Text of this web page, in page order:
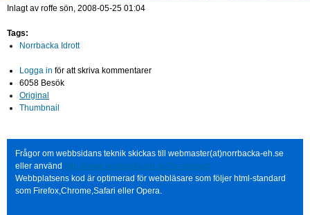
Inlagt av roffe sön, 2008-05-25 01:04
Tags:
Norrbacka Idrott
Logga in för att skriva kommentarer
6058 Besök
Original
Thumbnail
Frågor om webbsidans teknik skickas till webmaster(at)norrbacka-eh.se
eller använd http://www.norrbacka-eh.se/?q=contact
Webbplatsens kod är optimerad för webbläsare som följer html-standard
som Firefox,Chrome,Safari eller Opera.